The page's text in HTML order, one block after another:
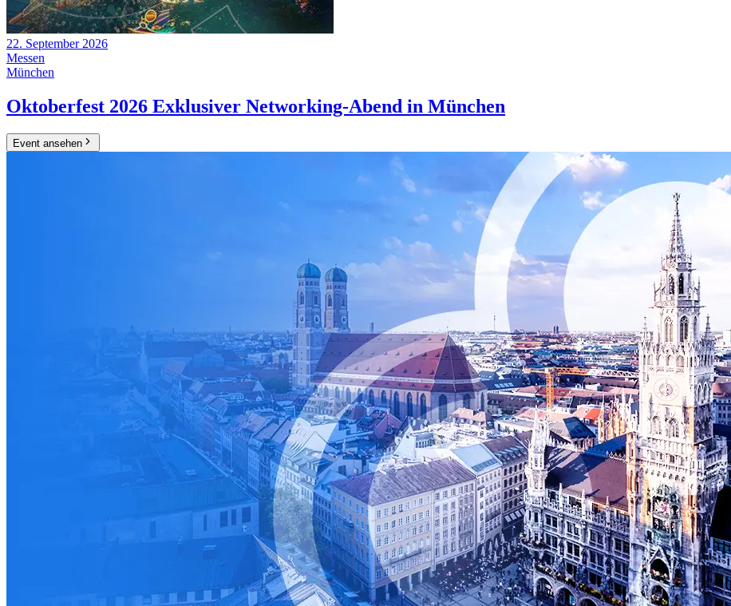
22. September 2026
Messen
München
Oktoberfest 2026 Exklusiver Networking-Abend in München
Event ansehen